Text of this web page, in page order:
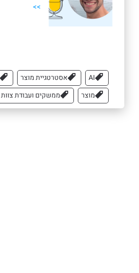
>>
AI אסטרטגיית מוצר
מוצר
ממשקים ועבודת צוות
תהליכי עבודה בצוותי מוצר